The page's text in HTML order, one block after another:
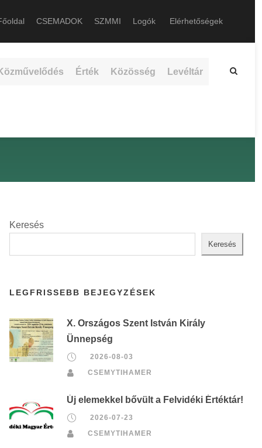
CSEMADOK SZMMI Logók Elérhetőségek
Érték Közösség Levéltár
Keresés
Keresés
LEGFRISSEBB BEJEGYZÉSEK
X. Országos Szent István Király
Ünnepség
2026-08-03
CSEMYTIHAMER
Új elemekkel bővült a Felvidéki Értéktár!
2026-07-23
CSEMYTIHAMER